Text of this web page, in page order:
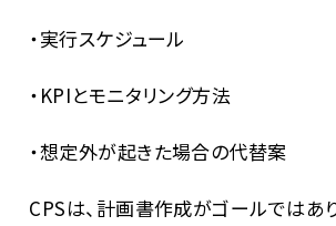
・実行スケジュール
・KPIとモニタリング方法
・想定外が起きた場合の代替案
CPSは、計画書作成がゴールではあ